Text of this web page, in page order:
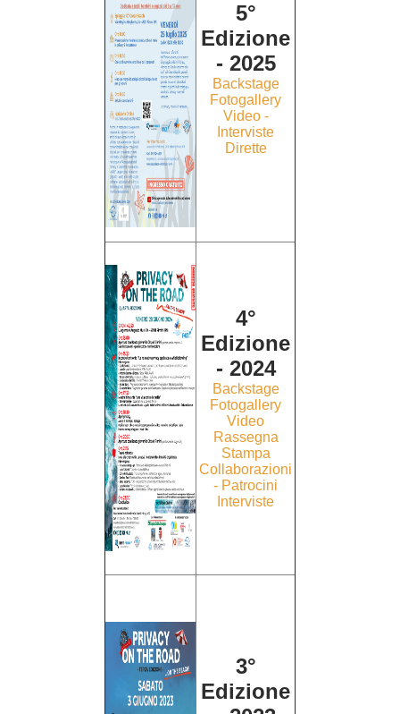
5°
Edizione
- 2025
Backstage
Fotogallery
Video -
Interviste
Dirette
4°
Edizione
- 2024
Backstage
Fotogallery
Video
Rassegna
Stampa
Collaborazioni
- Patrocini
Interviste
3°
Edizione